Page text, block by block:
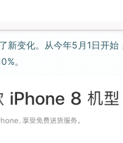
变化。从今年5月1日开
。